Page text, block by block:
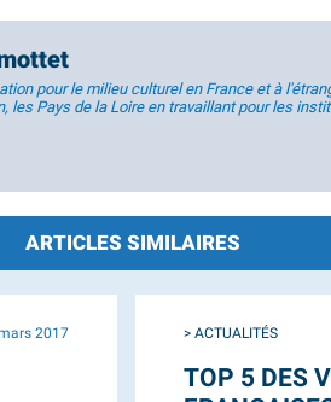
pour le milieu culturel en France et à
les Pays de la Loire en travaillant pour les
ARTICLES SIMILAIRES
mai 2018 > ACTUALITÉS
7 STARTUPS